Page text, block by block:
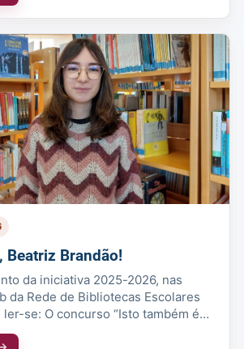
Beatriz Brandão!
da iniciativa 2025-2026, nas
da Rede de Bibliotecas Escolares
ler-se: O concurso “Isto também é
desafiar os jovens a...